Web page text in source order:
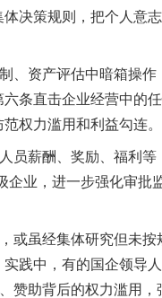
决策规则，把个人意
资产评估中暗箱操作
条直击企业经营中的
权力滥用和利益勾连。
薪酬、奖励、福利等
企业，进一步强化审批
虽经集体研究但未按
践中，有的国企领导
赞助背后的权力滥用